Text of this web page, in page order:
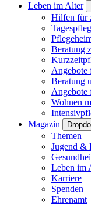
Leben im Alter
Hilfen für
Beratung
Angebote
Beratung
Angebote
Wohnen
Magazin
Themen
Jugend &
Leben im
Karriere
Spenden
Ehrenamt